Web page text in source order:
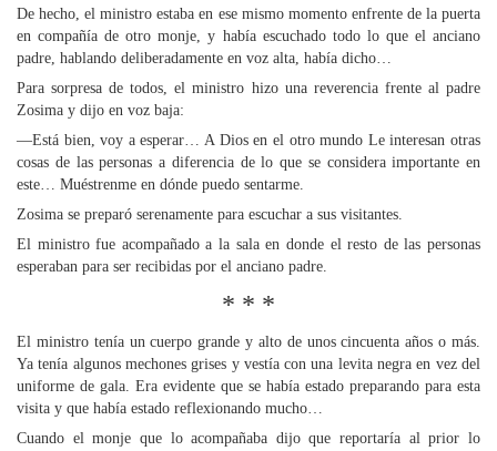
De hecho, el ministro estaba en ese mismo momento enfrente de la puerta
en compañía de otro monje, y había escuchado todo lo que el anciano
padre, hablando deliberadamente en voz alta, había dicho…
Para sorpresa de todos, el ministro hizo una reverencia frente al padre
Zosima y dijo en voz baja:
—Está bien, voy a esperar… A Dios en el otro mundo Le interesan otras
cosas de las personas a diferencia de lo que se considera importante en
este… Muéstrenme en dónde puedo sentarme.
Zosima se preparó serenamente para escuchar a sus visitantes.
El ministro fue acompañado a la sala en donde el resto de las personas
esperaban para ser recibidas por el anciano padre.
* * *
El ministro tenía un cuerpo grande y alto de unos cincuenta años o más.
Ya tenía algunos mechones grises y vestía con una levita negra en vez del
uniforme de gala. Era evidente que se había estado preparando para esta
visita y que había estado reflexionando mucho…
Cuando el monje que lo acompañaba dijo que reportaría al prior lo